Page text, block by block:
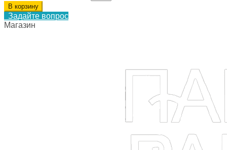
В корзину
Задайте вопрос
Магазин